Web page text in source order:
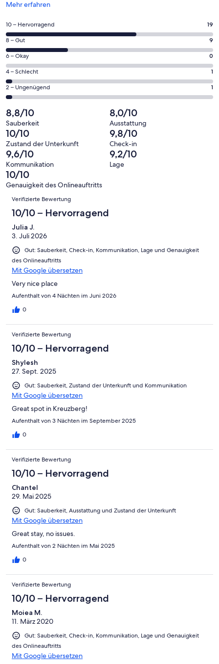
Mehr erfahren
Wird
einem
neuen
Fenster
geöffnet
19
von
insgesamt
30
Gästebewertungen
haben
eine
Bewertung
von
10
-
Hervorragend
10 – Hervorragend 19
9
von
insgesamt
30
Gästebewertungen
haben
Bewertung
von
8
-
Gut
8 – Gut 9
0
von
insgesamt
30
Gästebewertungen
haben
eine
Bewertung
von
6
-
Okay
6 – Okay 0
1
von
insgesamt
Gästebewertungen
haben
eine
Bewertung
von
4
-
Schlecht
4 – Schlecht 1
1
von
insgesamt
30
Gästebewertungen
haben
eine
Bewertung
von
2
Ungenügend
2 – Ungenügend 1
8,8/10
Sauberkeit
8,0/10
Ausstattung
10/10
Zustand der Unterkunft
9,8/10
Check-in
9,6/10
Kommunikation
9,2/10
Lage
10/10
Genauigkeit des Onlineauftritts
Bewertungen
Verifizierte Bewertung
10/10 – Hervorragend
Julia J.
3. Juli 2026
Gut: Sauberkeit, Check-in, Kommunikation, Lage und Genauigkeit
des Onlineauftritts
Mit Google übersetzen
Very nice place
Aufenthalt von 4 Nächten im Juni 2026
0
Verifizierte Bewertung
10/10 – Hervorragend
Shylesh
27. Sept. 2025
Gut: Sauberkeit, Zustand der Unterkunft und Kommunikation
Mit Google übersetzen
Great spot in Kreuzberg!
Aufenthalt von 3 Nächten im September 2025
0
Verifizierte Bewertung
10/10 – Hervorragend
Chantel
29. Mai 2025
Gut: Sauberkeit, Ausstattung und Zustand der Unterkunft
Mit Google übersetzen
Great stay, no issues.
Aufenthalt von 2 Nächten im Mai 2025
0
Verifizierte Bewertung
10/10 – Hervorragend
Moiea M.
11. März 2020
Gut: Sauberkeit, Check-in, Kommunikation, Lage und Genauigkeit
des Onlineauftritts
Mit Google übersetzen